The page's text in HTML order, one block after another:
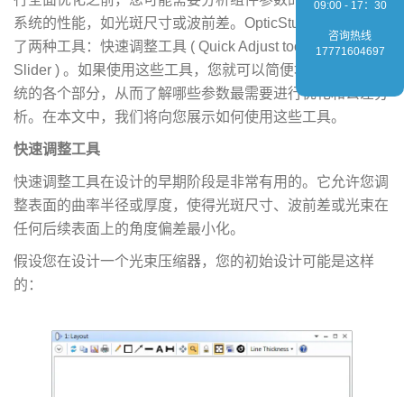
系统的性能，如光斑尺寸或波前差。OpticStudio 为此提供
了两种工具：快速调整工具 ( Quick Adjust tool ) 和滑块 (
Slider ) 。如果使用这些工具，您就可以简便地手动修改系
统的各个部分，从而了解哪些参数最需要进行优化和公差分
析。在本文中，我们将向您展示如何使用这些工具。
快速调整工具
快速调整工具在设计的早期阶段是非常有用的。它允许您调
整表面的曲率半径或厚度，使得光斑尺寸、波前差或光束在
任何后续表面上的角度偏差最小化。
假设您在设计一个光束压缩器，您的初始设计可能是这样
的：
09:00 - 17：30
咨询热线
17771604697